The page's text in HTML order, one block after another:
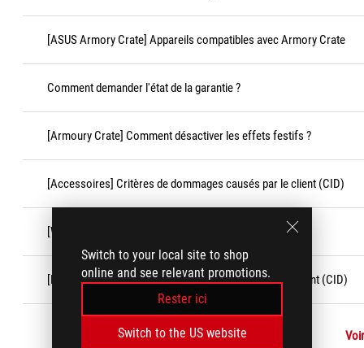
Switch to your local site to shop
online and see relevant promotions.
Rester ici
Switch to the US website
[ASUS Armory Crate] Appareils compatibles avec Armory Crate
Comment demander l'état de la garantie ?
[Armoury Crate] Comment désactiver les effets festifs ?
[Accessoires] Critères de dommages causés par le client (CID)
[Windows 11/10] Fonctionnalité « Game Bar »
[Produit ASUS] Critères de dommages causés par le client (CID)